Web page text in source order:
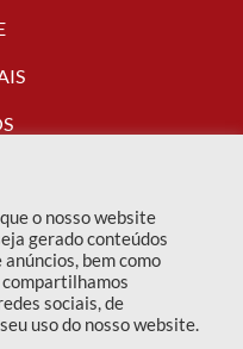
o nosso website
gerado conteúdos
bem como
sociais, de
uso do nosso website.